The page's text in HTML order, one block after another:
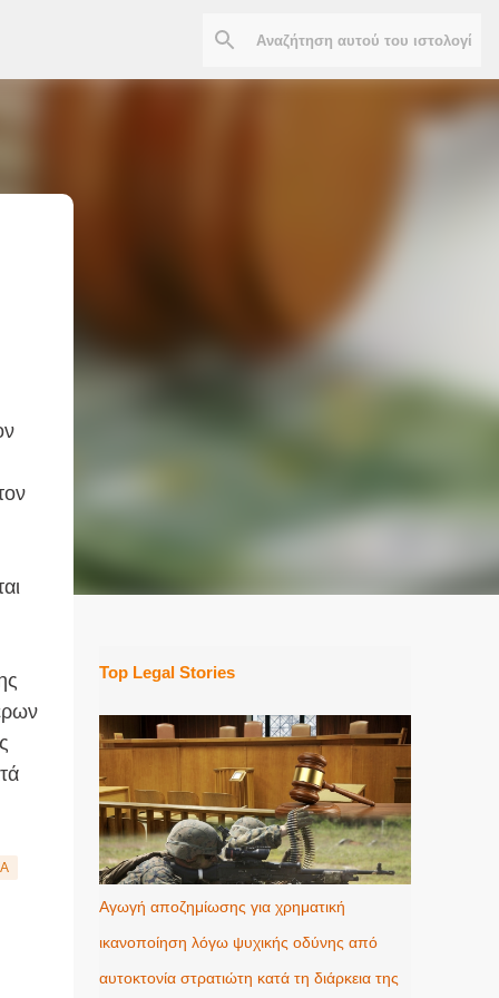
Top Legal Stories
Αγωγή αποζημίωσης για χρηματική
ικανοποίηση λόγω ψυχικής οδύνης από
αυτοκτονία στρατιώτη κατά τη διάρκεια της